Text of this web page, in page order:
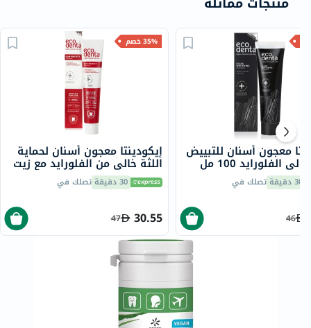
35% خصم
إيكودينتا معجون أسنان لحماية
اللثة خالي من الفلورايد مع زيت
شجرة الشاي 75 مل
30 دقيقة تصلك في
30.55
47
معجون أسنان للتبييض
الفلورايد 100 مل
30 دقيقة تصلك في
46